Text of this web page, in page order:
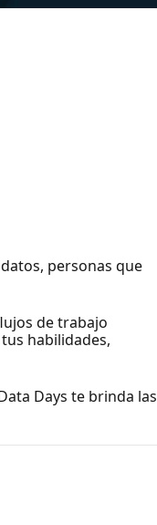
personas que
de trabajo
habilidades,
Days te brinda las